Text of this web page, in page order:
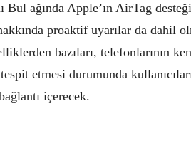
Bul ağında Apple’ın AirTag
proaktif uyarılar da dahil
bazıları, telefonlarının
etmesi durumunda
içerecek.